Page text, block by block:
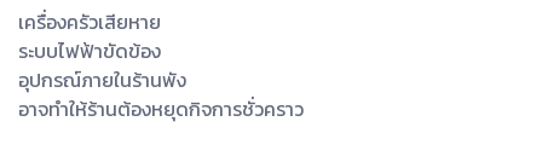
เครื่องครัวเสียหาย
ระบบไฟฟ้าขัดข้อง
อุปกรณ์ภายในร้านพัง
อาจทำให้ร้านต้องหยุดกิจการชั่วคราว